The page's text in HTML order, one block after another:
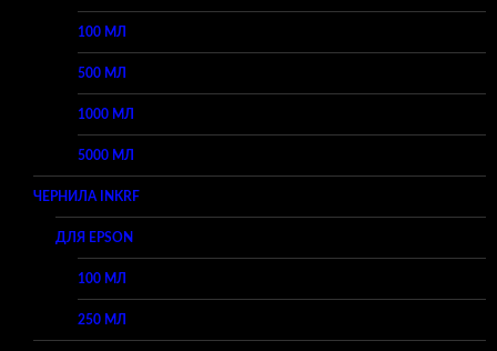
100 МЛ
500 МЛ
1000 МЛ
5000 МЛ
ЧЕРНИЛА INKRF
ДЛЯ EPSON
100 МЛ
250 МЛ